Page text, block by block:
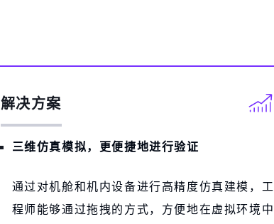
解决方案
三维仿真模拟，更便捷地进行验证
通过对机舱和机内设备进行高精度仿真建模，工
程师能够通过拖拽的方式，方便地在虚拟环境中